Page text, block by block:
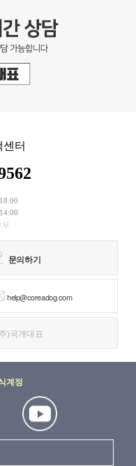
터
무
문의하기
help@coreadog.com
)국개대표
계정